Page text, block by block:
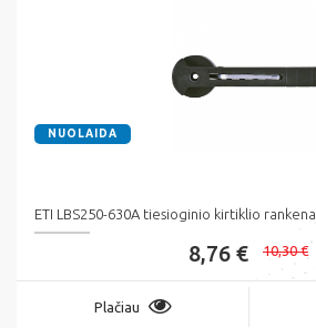
NUOLAIDA
ETI LBS250-630A tiesioginio kirtiklio rankena
8,76 € 10,30 €
Plačiau